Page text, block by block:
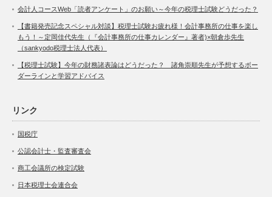
会計人コースWeb「読者アンケート」のお願い～今年の税理士試験どうだった？
【書籍発売記念スペシャル対談】税理士試験お疲れ様！会計事務所の仕事を楽し
もう！～定岡佳代先生（『会計事務所の仕事カレンダー』著者)×朝倉歩先生
（sankyodo税理士法人代表）
【税理士試験】今年の財務諸表論はどうだった？ 諸角崇順先生が予想するボー
ダーラインと学習アドバイス
リンク
国税庁
公認会計士・監査審査会
商工会議所の検定試験
日本税理士会連合会